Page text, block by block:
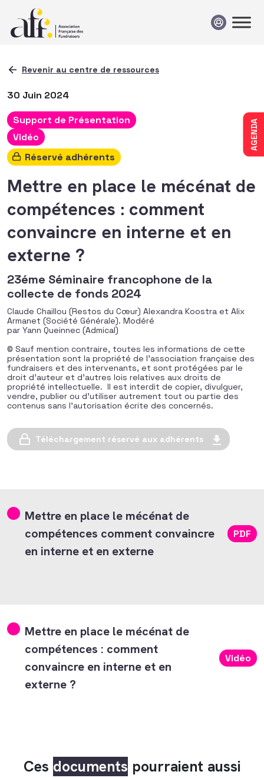
AGENDA
Revenir au centre de ressources
30 Juin 2024
Support de Présentation
Vidéo
Réservé adhérents
Mettre en place le mécénat de
compétences : comment
convaincre en interne et en
externe ?
23éme Séminaire francophone de la
collecte de fonds 2024
Claude Chaillou (Restos du Cœur) Alexandra Koostra et Alix
Armanet (Société Générale). Modéré
par Yann Queinnec (Admical)
© Sauf mention contraire, toutes les informations de cette
présentation sont la propriété de l’association française des
fundraisers et des intervenants, et sont protégées par le
droit d’auteur et d’autres lois relatives aux droits de
propriété intellectuelle. Il est interdit de copier, divulguer,
vendre, publier ou d’utiliser autrement tout ou partie des
contenus sans l’autorisation écrite des concernés.
Téléchargement réservé aux adhérents
Mettre en place le mécénat de
compétences comment convaincre
en interne et en externe
PDF
Mettre en place le mécénat de
compétences : comment
convaincre en interne et en
externe ?
Vidéo
Ces documents pourraient aussi